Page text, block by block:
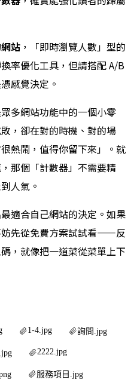
站 ，「即時瀏覽人數」型的
率優化工具，但請搭配 A/B
感覺決定。
多網站功能中的一個小零
，卻在對的時機、對的場
熱鬧，值得你留下來」。就
那個「計數器」不需要精
人氣。
適合自己網站的決定。如果
先從免費方案試試看——反
，就像把一道菜從菜單上下
1-4.jpg 詢問.jpg
2222.jpg
服務項目.jpg